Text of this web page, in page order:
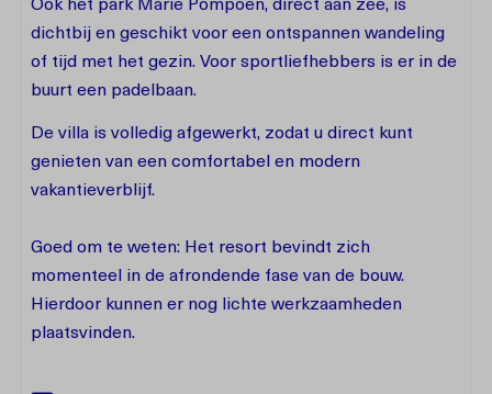
Ook het park Marie Pompoen, direct aan zee, is
dichtbij en geschikt voor een ontspannen wandeling
of tijd met het gezin. Voor sportliefhebbers is er in de
buurt een padelbaan.
De villa is volledig afgewerkt, zodat u direct kunt
genieten van een comfortabel en modern
vakantieverblijf.
Goed om te weten: Het resort bevindt zich
momenteel in de afrondende fase van de bouw.
Hierdoor kunnen er nog lichte werkzaamheden
plaatsvinden.